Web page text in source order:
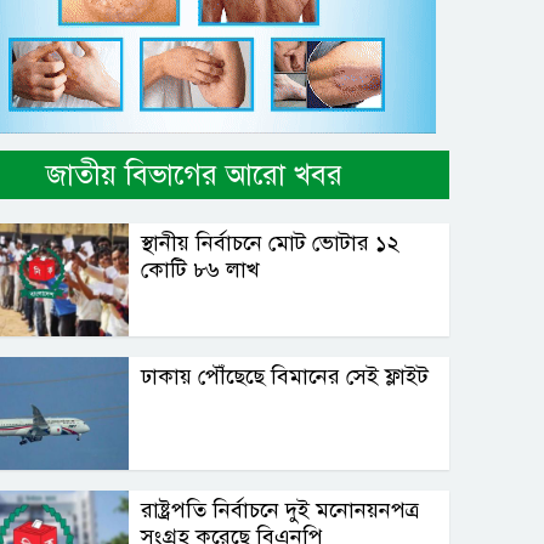
জাতীয় বিভাগের আরো খবর
স্থানীয় নির্বাচনে মোট ভোটার ১২
কোটি ৮৬ লাখ
ঢাকায় পৌঁছেছে বিমানের সেই ফ্লাইট
রাষ্ট্রপতি নির্বাচনে দুই মনোনয়নপত্র
সংগ্রহ করেছে বিএনপি